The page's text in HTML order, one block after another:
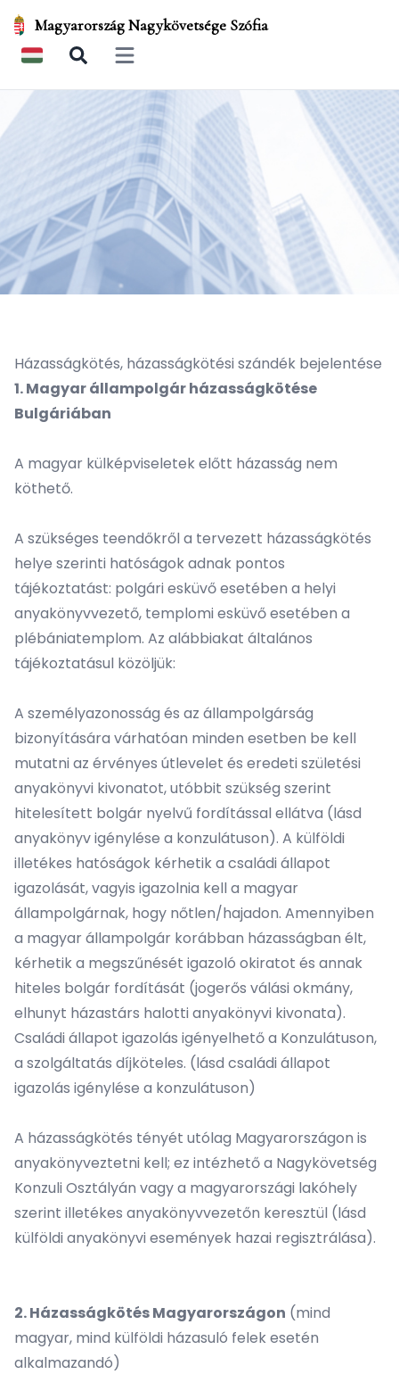
Magyarország Nagykövetsége Szófia
Open main menu
Házasságkötés, házasságkötési szándék bejelentése
1. Magyar állampolgár házasságkötése
Bulgáriában
A magyar külképviseletek előtt házasság nem
köthető.
A szükséges teendőkről a tervezett házasságkötés
helye szerinti hatóságok adnak pontos
tájékoztatást: polgári esküvő esetében a helyi
anyakönyvvezető, templomi esküvő esetében a
plébániatemplom. Az alábbiakat általános
tájékoztatásul közöljük:
A személyazonosság és az állampolgárság
bizonyítására várhatóan minden esetben be kell
mutatni az érvényes útlevelet és eredeti születési
anyakönyvi kivonatot, utóbbit szükség szerint
hitelesített bolgár nyelvű fordítással ellátva (lásd
anyakönyv igénylése a konzulátuson). A külföldi
illetékes hatóságok kérhetik a családi állapot
igazolását, vagyis igazolnia kell a magyar
állampolgárnak, hogy nőtlen/hajadon. Amennyiben
a magyar állampolgár korábban házasságban élt,
kérhetik a megszűnését igazoló okiratot és annak
hiteles bolgár fordítását (jogerős válási okmány,
elhunyt házastárs halotti anyakönyvi kivonata).
Családi állapot igazolás igényelhető a Konzulátuson,
a szolgáltatás díjköteles. (lásd családi állapot
igazolás igénylése a konzulátuson)
A házasságkötés tényét utólag Magyarországon is
anyakönyveztetni kell; ez intézhető a Nagykövetség
Konzuli Osztályán vagy a magyarországi lakóhely
szerint illetékes anyakönyvvezetőn keresztül (lásd
külföldi anyakönyvi események hazai regisztrálása).
2. Házasságkötés Magyarországon (mind
magyar, mind külföldi házasuló felek esetén
alkalmazandó)